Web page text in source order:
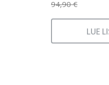
94,90€
hinta
oli:
Nykyinen
on:
LUE